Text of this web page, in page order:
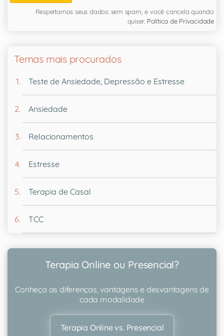
Respeitamos seus dados: sem spam, e você cancela quando
quiser. Política de Privacidade
Temas mais procurados
Teste de Ansiedade, Depressão e Estresse
Ansiedade
Relacionamentos
Estresse
Terapia de Casal
TCC
Terapia Online ou Presencial?
Conheça as diferenças, vantagens e desvantagens de
cada modalidade
Terapia Online vs. Presencial